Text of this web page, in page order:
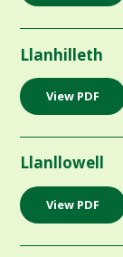
Llanhilleth
View PDF
Llanllowell
View PDF